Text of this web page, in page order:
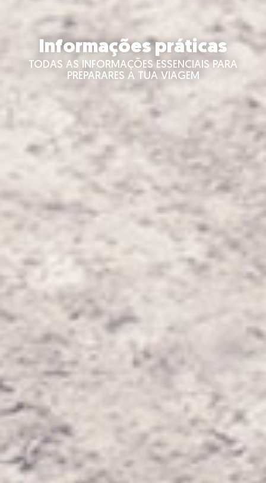
Informações práticas
TODAS AS INFORMAÇÕES ESSENCIAIS PARA
PREPARARES A TUA VIAGEM